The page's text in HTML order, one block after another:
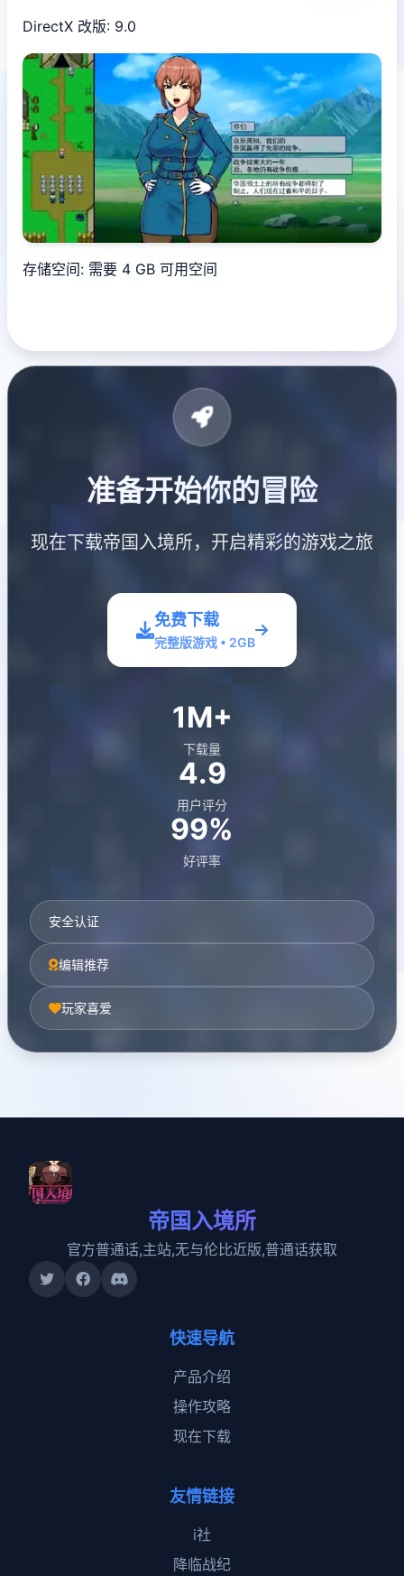
DirectX 改版: 9.0
存储空间: 需要 4 GB 可用空间
准备开始你的冒险
现在下载帝国入境所，开启精彩的游戏之旅
免费下载
完整版游戏 • 2GB
1M+
下载量
4.9
用户评分
99%
好评率
安全认证
编辑推荐
玩家喜爱
帝国入境所
官方普通话,主站,无与伦比近版,普通话获取
快速导航
产品介绍
操作攻略
现在下载
友情链接
i社
降临战纪